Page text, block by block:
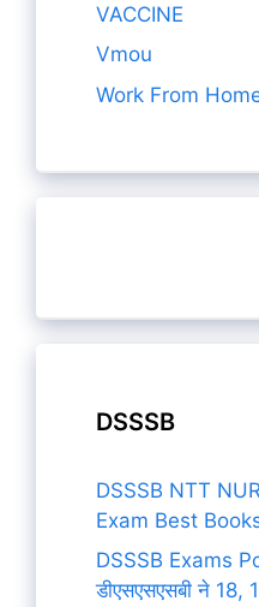
VACCINE
Vmou
Work From
DSSSB
DSSSB NTT
Exam Best
DSSSB Exams
डीएसएसएसबी ने